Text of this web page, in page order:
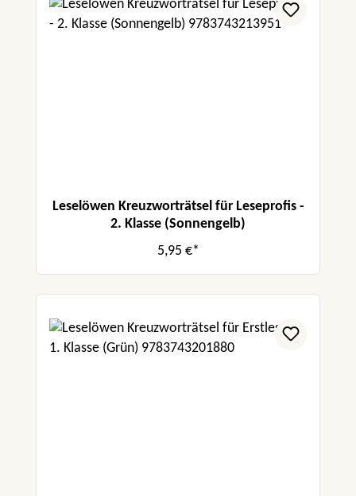
Leselöwen Kreuzworträtsel für Leseprofis -
2. Klasse (Sonnengelb)
5,95 €*